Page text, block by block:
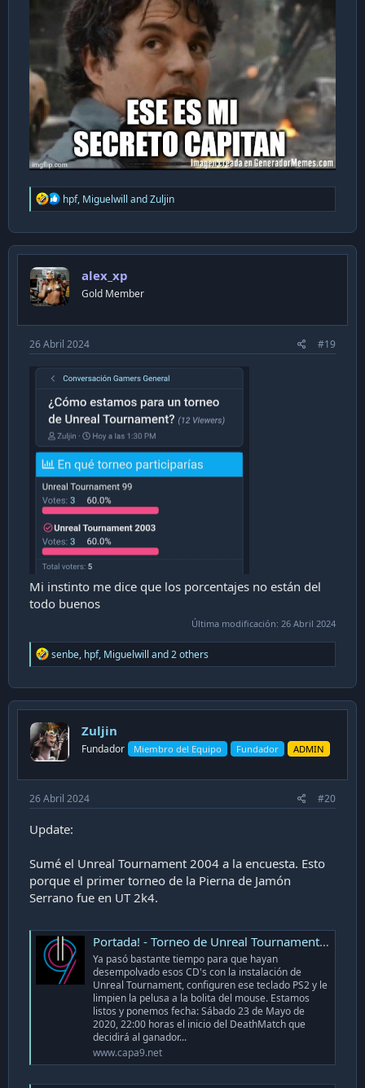
R
e
c
t
o
n
s
hpf, Miguelwill andZuljin
alex_xp
Gold Member
26 Abril 2024 #19
Mi instinto me dice que los porcentajes no están del
todo buenos
Última modificación: 26 Abril 2024
R
e
c
t
o
n
s
senbe, hpf, Miguelwill and 2 others
Zuljin
Fundador Miembro del Equipo Fundador ADMIN
26 Abril 2024 #20
Update:
Sumé el Unreal Tournament 2004 a la encuesta. Esto
porque el primer torneo de la Pierna de Jamón
Serrano fue en UT 2k4.
Portada! - Torneo de Unreal Tournament 2004 Pierna de Jamon Serrano Edition
Ya pasó bastante tiempo para que hayan
desempolvado esos CD's con la instalación de
Unreal Tournament, configuren ese teclado PS2 y le
limpien la pelusa a la bolita del mouse. Estamos
listos y ponemos fecha: Sábado 23 de Mayo de
2020, 22:00 horas el inicio del DeathMatch que
decidirá al ganador...
www.capa9.net